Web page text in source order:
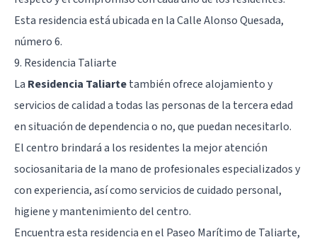
Esta residencia está ubicada en la Calle Alonso Quesada,
número 6.
9. Residencia Taliarte
La Residencia Taliartetambién ofrece alojamiento y
servicios de calidad a todas las personas de la tercera edad
en situación de dependencia o no, que puedan necesitarlo.
El centro brindará a los residentes la mejor atención
sociosanitaria de la mano de profesionales especializados y
con experiencia, así como servicios de cuidado personal,
higiene y mantenimiento del centro.
Encuentra esta residencia en el Paseo Marítimo de Taliarte,